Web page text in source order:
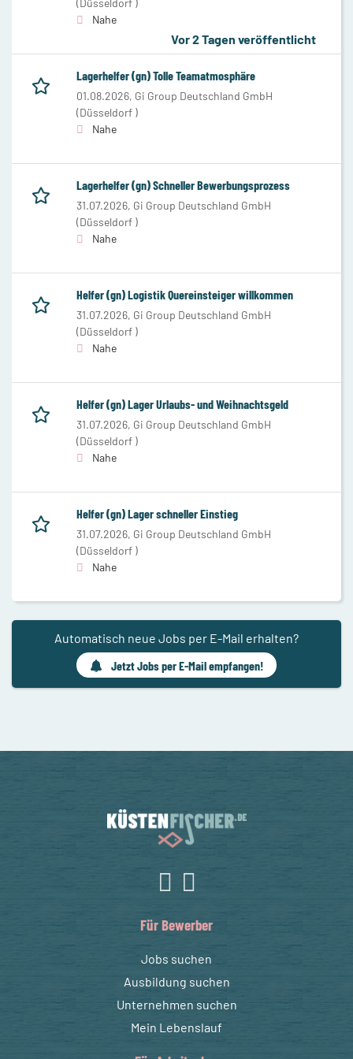
Nahe
Vor 2 Tagen veröffentlicht
Lagerhelfer (gn) Tolle Teamatmosphäre
01.08.2026, Gi Group Deutschland GmbH
(Düsseldorf )
Nahe
Lagerhelfer (gn) Schneller Bewerbungsprozess
31.07.2026, Gi Group Deutschland GmbH
(Düsseldorf )
Nahe
Helfer (gn) Logistik Quereinsteiger willkommen
31.07.2026, Gi Group Deutschland GmbH
(Düsseldorf )
Nahe
Helfer (gn) Lager Urlaubs- und Weihnachtsgeld
31.07.2026, Gi Group Deutschland GmbH
(Düsseldorf )
Nahe
Helfer (gn) Lager schneller Einstieg
31.07.2026, Gi Group Deutschland GmbH
(Düsseldorf )
Nahe
Automatisch neue Jobs per E-Mail erhalten?
Jetzt Jobs per E-Mail empfangen!
Für Bewerber
Jobs suchen
Ausbildung suchen
Unternehmen suchen
Mein Lebenslauf